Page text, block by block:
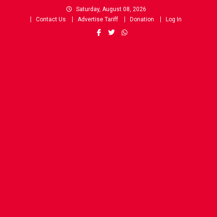
Saturday, August 08, 2026
Contact Us
Advertise Tariff Donation Log In